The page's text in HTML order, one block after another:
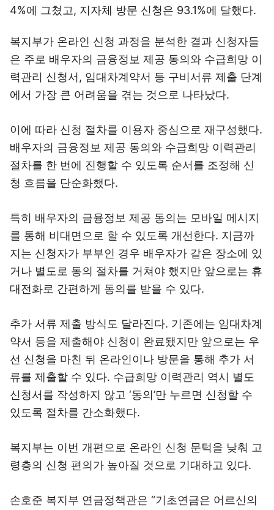
4%에 그쳤고, 지자체 방문 신청은 93.1%에 달했다.
복지부가 온라인 신청 과정을 분석한 결과 신청자들
은 주로 배우자의 금융정보 제공 동의와 수급희망 이
력관리 신청서, 임대차계약서 등 구비서류 제출 단계
에서 가장 큰 어려움을 겪는 것으로 나타났다.
이에 따라 신청 절차를 이용자 중심으로 재구성했다.
배우자의 금융정보 제공 동의와 수급희망 이력관리
절차를 한 번에 진행할 수 있도록 순서를 조정해 신
청 흐름을 단순화했다.
특히 배우자의 금융정보 제공 동의는 모바일 메시지
를 통해 비대면으로 할 수 있도록 개선한다. 지금까
지는 신청자가 부부인 경우 배우자가 같은 장소에 있
거나 별도로 동의 절차를 거쳐야 했지만 앞으로는 휴
대전화로 간편하게 동의를 받을 수 있다.
추가 서류 제출 방식도 달라진다. 기존에는 임대차계
약서 등을 제출해야 신청이 완료됐지만 앞으로는 우
선 신청을 마친 뒤 온라인이나 방문을 통해 추가 서
류를 제출할 수 있다. 수급희망 이력관리 역시 별도
신청서를 작성하지 않고 ‘동의’만 누르면 신청할 수
있도록 절차를 간소화했다.
복지부는 이번 개편으로 온라인 신청 문턱을 낮춰 고
령층의 신청 편의가 높아질 것으로 기대하고 있다.
손호준 복지부 연금정책관은 “기초연금은 어르신의